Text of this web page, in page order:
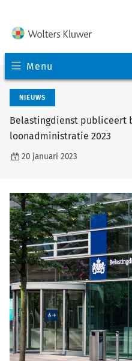
Menu
NIEUWS
Belastingdienst publiceert
loonadministratie 2023
20 januari 2023